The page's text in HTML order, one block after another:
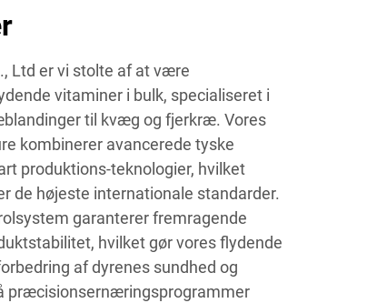
Ltd er vi stolte af at være
vitaminer i bulk, specialiseret i
til kvæg og fjerkræ. Vores
kombinerer avancerede tyske
produktions-teknologier, hvilket
de højeste internationale standarder.
garanterer fremragende
hvilket gør vores flydende
af dyrenes sundhed og
præcisionsernæringsprogrammer